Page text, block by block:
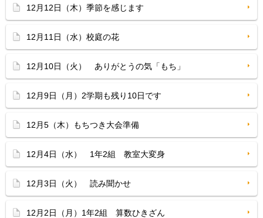
12月12日（木）季節を感じます
12月11日（水）校庭の花
12月10日（火） ありがとうの気「もち」
12月9日（月）2学期も残り10日です
12月5（木）もちつき大会準備
12月4日（水） 1年2組 教室大変身
12月3日（火） 読み聞かせ
12月2日（月）1年2組 算数ひきざん